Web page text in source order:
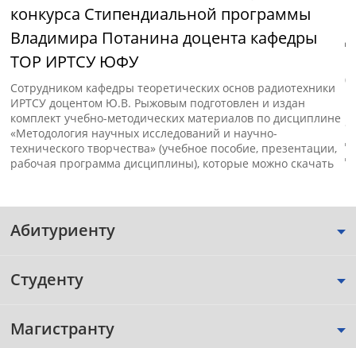
конкурса Стипендиальной программы
Владимира Потанина доцента кафедры
ТОР ИРТСУ ЮФУ
Сотрудником кафедры теоретических основ радиотехники
ИРТСУ доцентом Ю.В. Рыжовым подготовлен и издан
комплект учебно-методических материалов по дисциплине
«Методология научных исследований и научно-
технического творчества» (учебное пособие, презентации,
рабочая программа дисциплины), которые можно скачать
Абитуриенту
Студенту
Магистранту